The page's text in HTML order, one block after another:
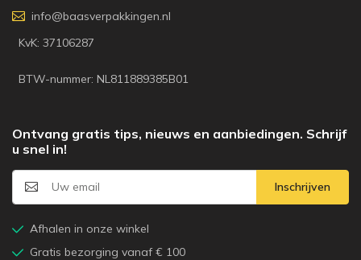
info@baasverpakkingen.nl
KvK: 37106287
BTW-nummer: NL811889385B01
Ontvang gratis tips, nieuws en aanbiedingen. Schrijf
u snel in!
Inschrijven
Afhalen in onze winkel
Gratis bezorging vanaf € 100